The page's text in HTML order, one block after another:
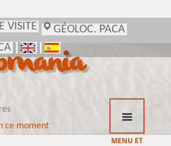
VISITE
GÉOLOC. PACA
ce moment
MENU ET